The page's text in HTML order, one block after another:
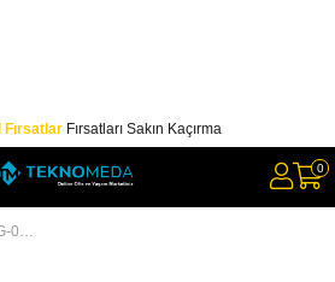
FırsatlarFırsatları Sakın Kaçırma
0
Canon CRG-045H C Cyan Mavi 2.200 Sayfa Yüksek Kapasite Toner MF635-631 LBP613